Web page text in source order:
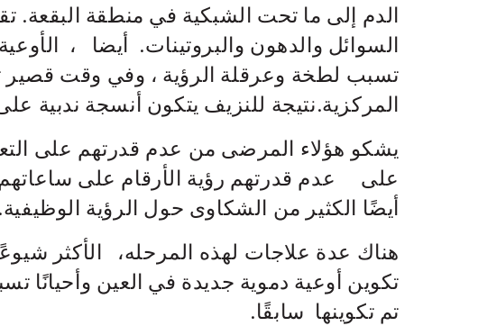
الدم إلى ما تحت الشبكية في منطقة البقعة.
السوائل والدهون والبروتينات. أيضا ،
تسبب لطخة وعرقلة الرؤية ، وفي وقت قصير
المركزية.نتيجة للنزيف يتكون أنسجة ندبية
يشكو هؤلاء المرضى من عدم قدرتهم على
على عدم قدرتهم رؤية الأرقام على
أيضًا الكثير من الشكاوى حول الرؤية الوظيفية.
هناك عدة علاجات لهذه المرحله، الأكثر
تكوين أوعية دموية جديدة في العين وأحيانًا
تم تكوينها سابقًا.